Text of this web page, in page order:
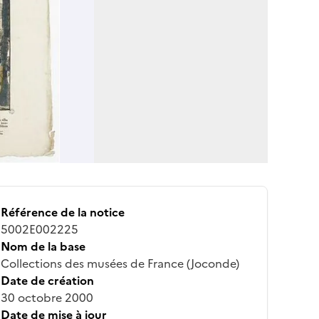
Référence de la notice
5002E002225
Nom de la base
Collections des musées de France (Joconde)
Date de création
30 octobre 2000
Date de mise à jour